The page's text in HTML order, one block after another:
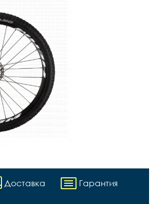
Доставка Гарантия